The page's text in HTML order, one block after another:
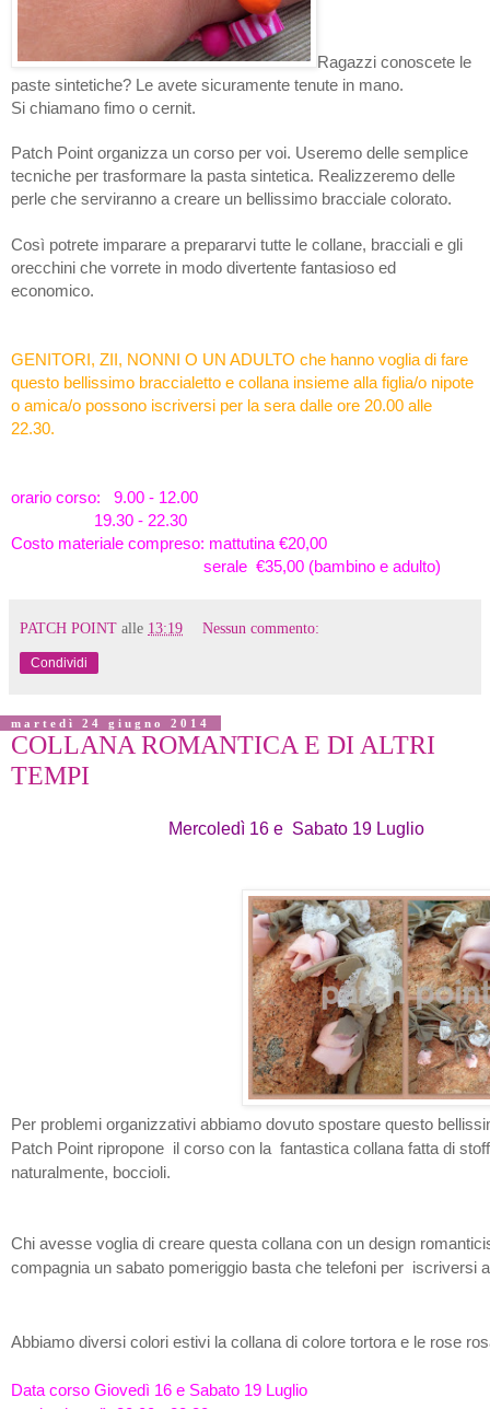
Ragazzi conoscete le
paste sintetiche? Le avete sicuramente tenute in mano.
Si chiamano fimo o cernit.
Patch Point organizza un corso per voi. Useremo delle semplice
tecniche per trasformare la pasta sintetica. Realizzeremo delle
perle che serviranno a creare un bellissimo bracciale colorato.
Così potrete imparare a prepararvi tutte le collane, bracciali e gli
orecchini che vorrete in modo divertente fantasioso ed
economico.
GENITORI, ZII, NONNI O UN ADULTO che hanno voglia di fare
questo bellissimo braccialetto e collana insieme alla figlia/o nipote
o amica/o possono iscriversi per la sera dalle ore 20.00 alle
22.30.
orario corso: 9.00 - 12.00
19.30 - 22.30
Costo materiale compreso: mattutina €20,00
serale €35,00 (bambino e adulto)
PATCH POINT alle 13:19 Nessun commento:
Condividi
martedì 24 giugno 2014
COLLANA ROMANTICA E DI ALTRI
TEMPI
Mercoledì 16 e Sabato 19 Luglio
Per problemi organizzativi abbiamo dovuto spostare questo
Patch Point ripropone il corso con la fantastica collana fatta di
naturalmente, boccioli.
Chi avesse voglia di creare questa collana con un design
compagnia un sabato pomeriggio basta che telefoni per iscriversi
Abbiamo diversi colori estivi la collana di colore tortora e le rose
Data corso Giovedì 16 e Sabato 19 Luglio